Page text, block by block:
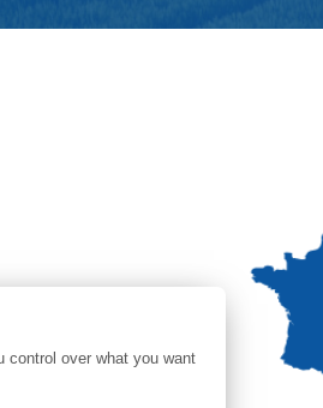
over what you want